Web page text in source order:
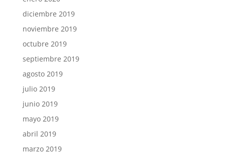
diciembre 2019
noviembre 2019
octubre 2019
septiembre 2019
agosto 2019
julio 2019
junio 2019
mayo 2019
abril 2019
marzo 2019